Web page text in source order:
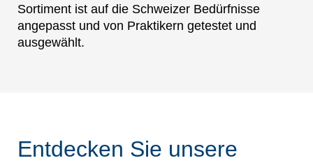
Sortiment ist auf die Schweizer Bedürfnisse
angepasst und von Praktikern getestet und
ausgewählt.
Entdecken Sie unsere